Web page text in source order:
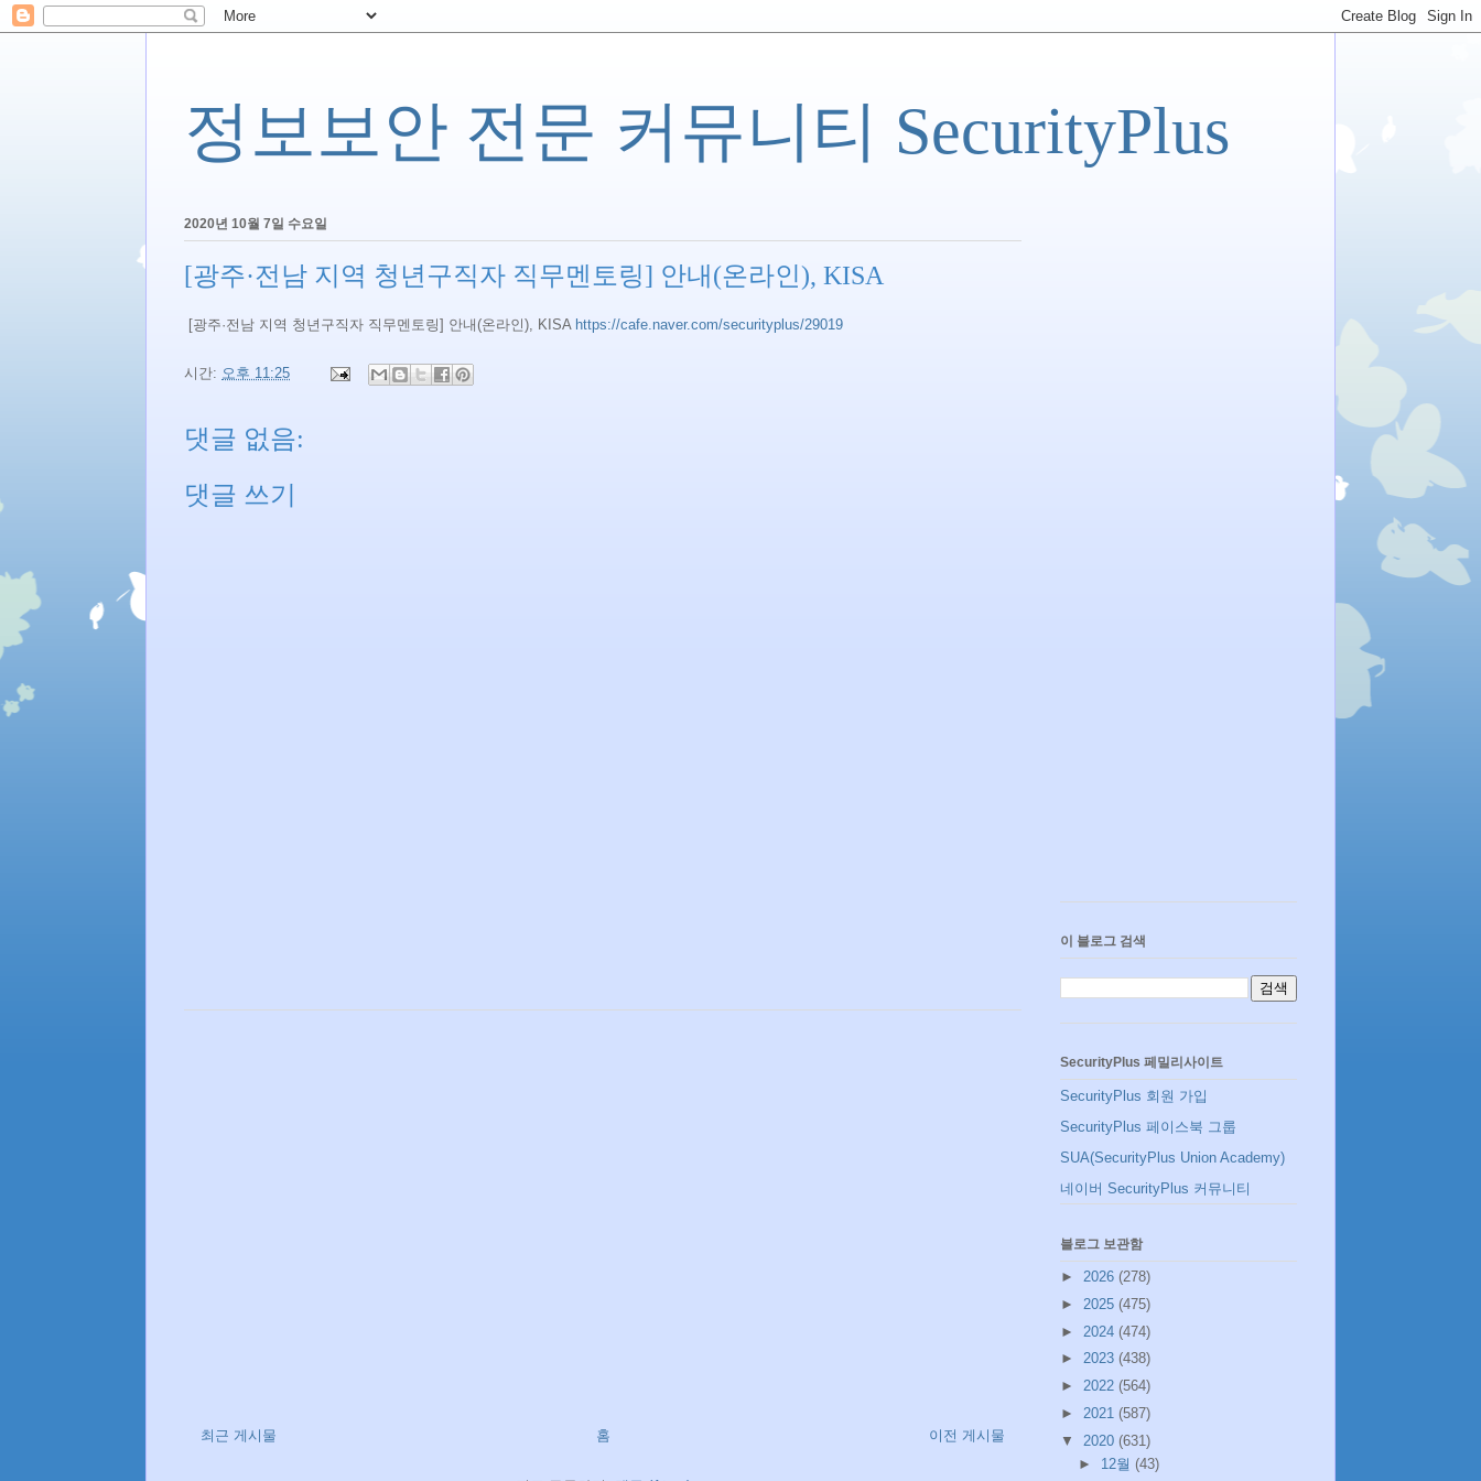
정보보안 전문 커뮤니티 SecurityPlus
2020년 10월 7일 수요일
[광주·전남 지역 청년구직자 직무멘토링] 안내(온라인), KISA
[광주·전남 지역 청년구직자 직무멘토링] 안내(온라인), KISA https://cafe.naver.com/securityplus/29019
시간: 오후 11:25
댓글 없음:
댓글 쓰기
최근 게시물 이전 게시물
홈
이 블로그 검색
SecurityPlus 페밀리사이트
SecurityPlus 회원 가입
SecurityPlus 페이스북 그룹
SUA(SecurityPlus Union Academy)
네이버 SecurityPlus 커뮤니티
블로그 보관함
► 2026 (278)
► 2025 (475)
► 2024 (474)
► 2023 (438)
► 2022 (564)
► 2021 (587)
▼ 2020 (631)
► 12월 (43)